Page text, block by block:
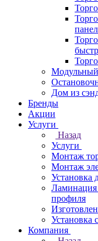
Дом из
Бренды
Акции
Услуги
Назад
Услуги
Монтаж
Монтаж
Установка
Ламинация
профиля
Установка
Компания